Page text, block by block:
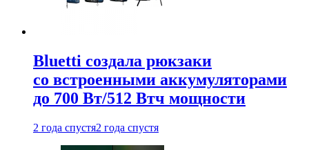
Bluetti создала рюкзаки
со встроенными аккумуляторами
до 700 Вт/512 Втч мощности
2 года спустя2 года спустя